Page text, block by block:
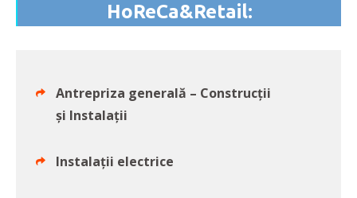
HoReCa&Retail:
Antrepriza generală – Construcții
și Instalații
Instalații electrice